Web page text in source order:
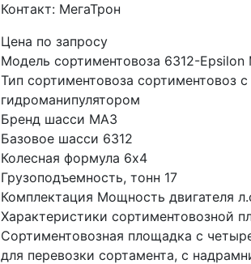
Контакт: МегаТрон
Цена по запросу
Модель сортиментовоза 6312-Epsilon
Тип сортиментовоза сортиментовоз с
гидроманипулятором
Бренд шасси МАЗ
Базовое шасси 6312
Колесная формула 6x4
Грузоподъемность, тонн 17
Комплектация Мощность двигателя
Характеристики сортиментовозной
Сортиментовозная площадка с
для перевозки сортамента, с